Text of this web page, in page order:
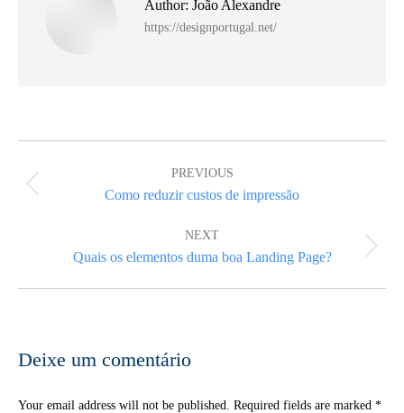
Author: João Alexandre
https://designportugal.net/
navigation
PREVIOUS
Previous
Como reduzir custos de impressão
NEXT
Next
Quais os elementos duma boa Landing Page?
Deixe um comentário
Your email address will not be published. Required fields are marked *